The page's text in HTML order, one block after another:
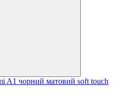
A1 чорний матовий soft touch